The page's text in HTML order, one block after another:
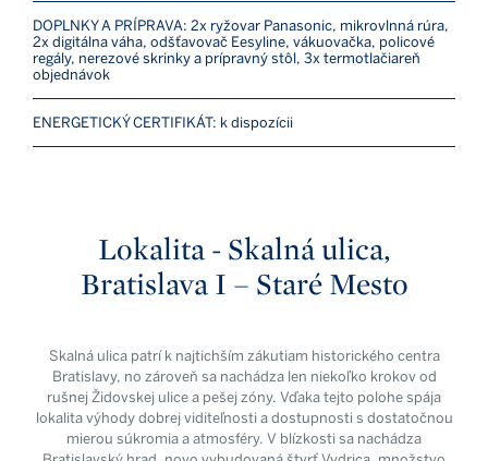
DOPLNKY A PRÍPRAVA: 2x ryžovar Panasonic, mikrovlnná rúra,
2x digitálna váha, odšťavovač Eesyline, vákuovačka, policové
regály, nerezové skrinky a prípravný stôl, 3x termotlačiareň
objednávok
ENERGETICKÝ CERTIFIKÁT: k dispozícii
Lokalita - Skalná ulica,
Bratislava I – Staré Mesto
Skalná ulica patrí k najtichším zákutiam historického centra
Bratislavy, no zároveň sa nachádza len niekoľko krokov od
rušnej Židovskej ulice a pešej zóny. Vďaka tejto polohe spája
lokalita výhody dobrej viditeľnosti a dostupnosti s dostatočnou
mierou súkromia a atmosféry. V blízkosti sa nachádza